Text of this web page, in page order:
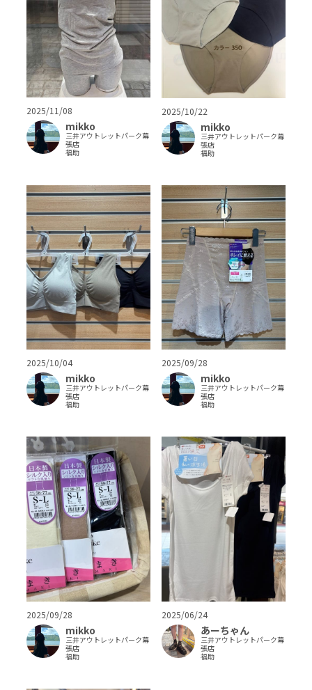
2025/11/08
mikko
三井アウトレットパーク幕
張店
福助
2025/10/22
mikko
三井アウトレットパーク幕
張店
福助
2025/10/04
mikko
三井アウトレットパーク幕
張店
福助
2025/09/28
mikko
三井アウトレットパーク幕
張店
福助
2025/09/28
mikko
三井アウトレットパーク幕
張店
福助
2025/06/24
あーちゃん
三井アウトレットパーク幕
張店
福助